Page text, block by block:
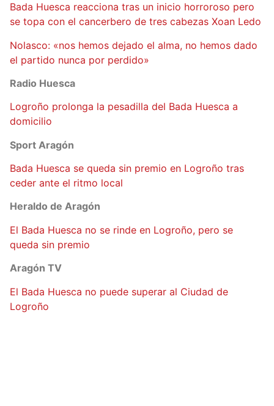
Bada Huesca reacciona tras un inicio horroroso pero
se topa con el cancerbero de tres cabezas Xoan Ledo
Nolasco: «nos hemos dejado el alma, no hemos dado
el partido nunca por perdido»
Radio Huesca
Logroño prolonga la pesadilla del Bada Huesca a
domicilio
Sport Aragón
Bada Huesca se queda sin premio en Logroño tras
ceder ante el ritmo local
Heraldo de Aragón
El Bada Huesca no se rinde en Logroño, pero se
queda sin premio
Aragón TV
El Bada Huesca no puede superar al Ciudad de
Logroño